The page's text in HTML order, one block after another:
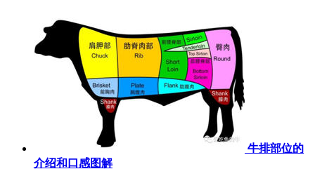
牛排部位的
介绍和口感图解